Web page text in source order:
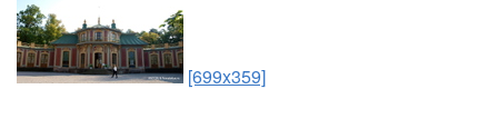
[699x359]